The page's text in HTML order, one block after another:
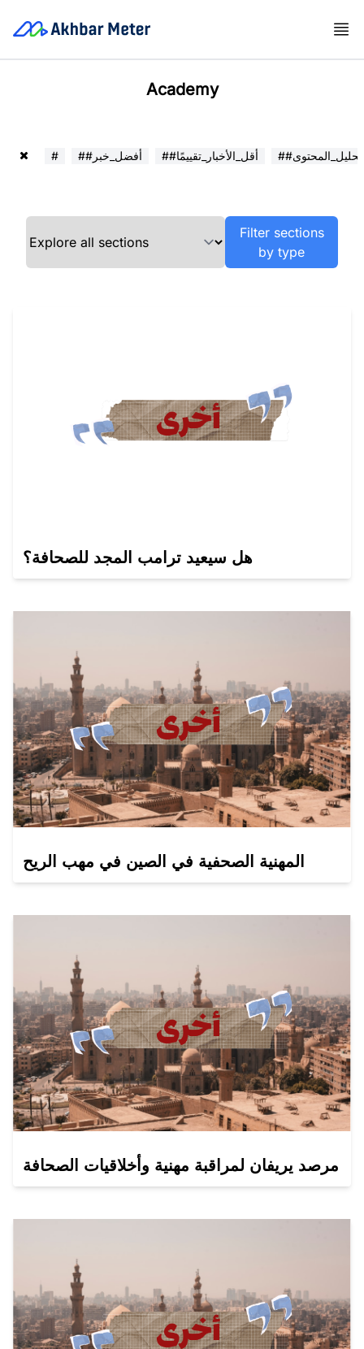
Academy
# ##أفضل_خبر ##أقل_الأخبار_تقييمًا ##تحليل_المحتوى
Filter sections
by type
هل سيعيد ترامب المجد للصحافة؟
المهنية الصحفية في الصين في مهب الريح
مرصد يريفان لمراقبة مهنية وأخلاقيات الصحافة